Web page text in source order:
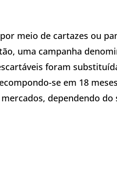
meio de cartazes ou
uma campanha
foram
se em 18
dependendo do